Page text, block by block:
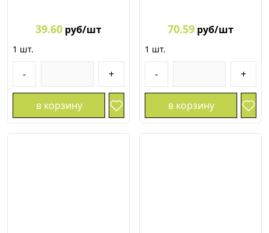
39.60 руб/шт
1 шт.
- +
в корзину
70.59 руб/шт
1 шт.
- +
в корзину